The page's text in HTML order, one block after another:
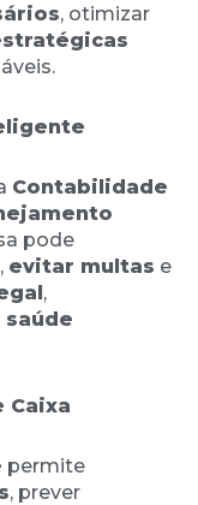
, otimizar
Contabilidade
pode
, evitar multas e
,
saúde
Caixa
permite
, prever